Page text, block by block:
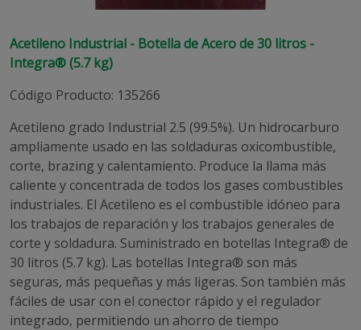
Acetileno Industrial - Botella de Acero de 30 litros -
Integra® (5.7 kg)
Código Producto: 135266
Acetileno grado Industrial 2.5 (99.5%). Un hidrocarburo
ampliamente usado en las soldaduras oxicombustible,
corte, brazing y calentamiento. Produce la llama más
caliente y concentrada de todos los gases combustibles
industriales. El Acetileno es el combustible idóneo para
los trabajos de reparación y los trabajos generales de
corte y soldadura. Suministrado en botellas Integra® de
30 litros (5.7 kg). Las botellas Integra® son más
seguras, más pequeñas y más ligeras. Son también más
fáciles de usar con el conector rápido y el regulador
integrado, permitiendo un ahorro de tiempo